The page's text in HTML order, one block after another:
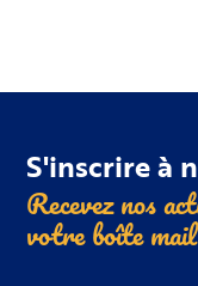
S'inscrire à
Recevez nos
votre boîte